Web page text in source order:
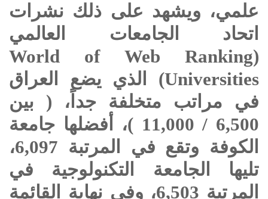
علمي، ويشهد على ذلك نشرات
اتحاد الجامعات العالمي
(
Ranking
Web
of
World
Universities) الذي يضع العراق
في مراتب متخلفة جداً، ( بين
6,500 / 11,000 )، أفضلها جامعة
الكوفة وتقع في المرتبة 6,097،
تليها الجامعة التكنولوجية في
المرتبة 6,503، وفي نهاية القائمة